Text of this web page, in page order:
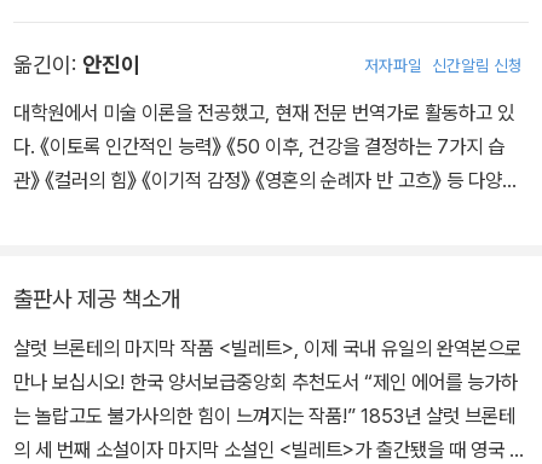
그리고 자기의 별빛을 내 위에 깃발처럼 펼치고 있었다.
그를 잘 알지 못하고 사랑받지 못했을 때는 그가 냉혹한 괴짜로만 보
였다.
작은 키, 뻣뻣하고 깐깐한 인상, 각진 얼굴, 까무잡잡한 피부, 거동이
그의 훌륭한 인격을 가슴으로 느끼게 된 그때는 이 세상 누구보다도
그가 좋았다.
께 카우언브리지 기숙학교에 입학했으나, 열악한 환경으로 인해 두
언니는 폐결핵에 걸려 사망한다. 남은 네 남매 샬럿, 브랜웰, 에밀리,
앤 브론테는 자신들만의 가상 세계를 창조하여 이에 대한 글을 놀이
처럼 쓰며 성장한다. 이후 로헤드 학교에 입학해 학업을 이어간 샬럿
겠다는 꿈을 품고 에밀리 브론테와 함께 벨기에 브뤼셀로 떠난다. 18
47년 《제인 에어》를 출간하여 엄청난 성공을 거둔다. 1848년 《셜
리》를 집필하기 시작하지만, 같은 해 9월부터 1849년 사이에 세 남
매 브랜웰, 에밀리, 앤이 차례로 모두 죽는다. 한동안 글 쓰는 것을 중
단했던 샬럿은 슬픔을 극복하기 위한 수단으로 다시 집필을 시작했으
옮긴이: 안진이 저자파일 신간알림 신청
대학원에서 미술 이론을 전공했고, 현재 전문 번역가로 활동하고 있
다. 《이토록 인간적인 능력》 《50 이후, 건강을 결정하는 7가지 습
관》 《컬러의 힘》 《이기적 감정》 《영혼의 순례자 반 고흐》 등 다양한
출판사 제공 책소개
샬럿 브론테의 마지막 작품 <빌레트>, 이제 국내 유일의 완역본으로
만나 보십시오! 한국 양서보급중앙회 추천도서 “제인 에어를 능가하
는 놀랍고도 불가사의한 힘이 느껴지는 작품!” 1853년 샬럿 브론테
의 세 번째 소설이자 마지막 소설인 <빌레트>가 출간됐을 때 영국 리